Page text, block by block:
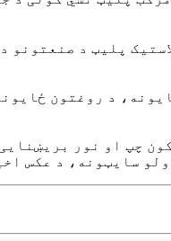
پلیټ د
د روغتون
چپ او نور
سایټونه، د عکس